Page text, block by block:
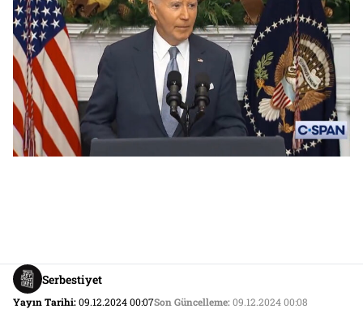
Serbestiyet
Yayın Tarihi:09.12.2024 00:07Son Güncelleme:09.12.2024 00:08